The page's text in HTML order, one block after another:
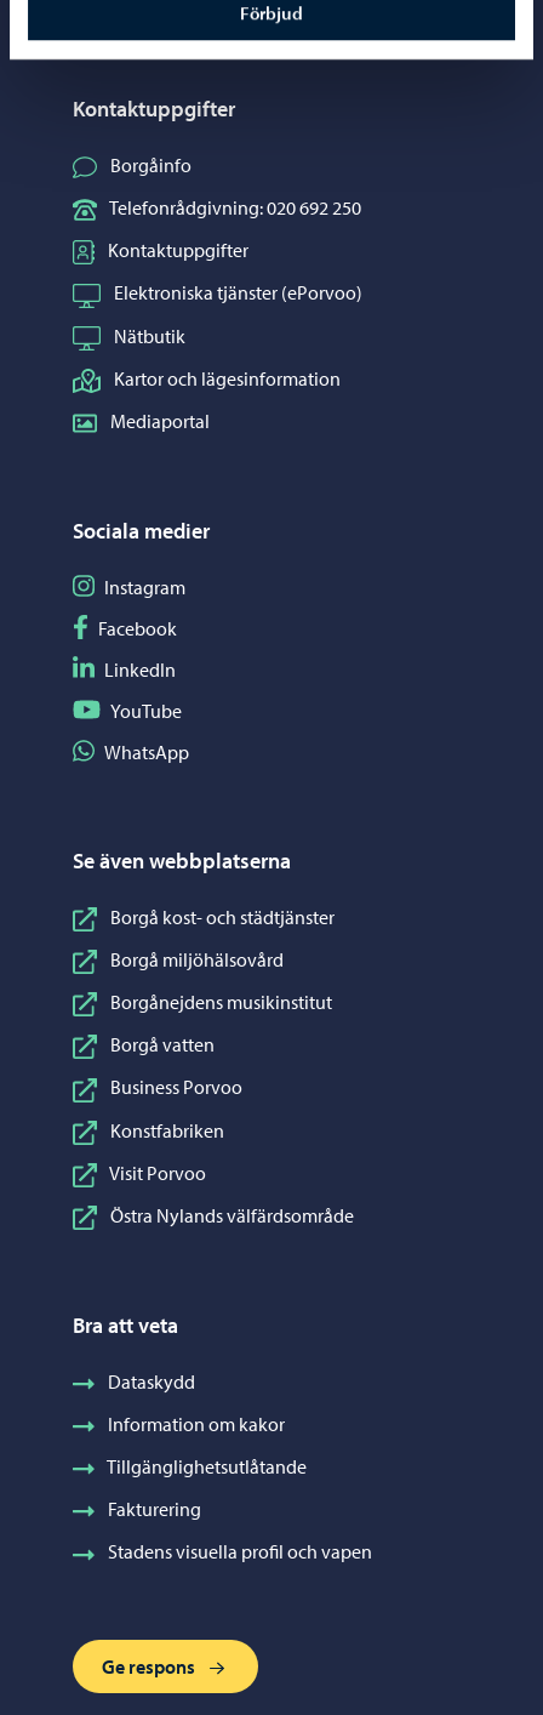
Förbjud
Kontaktuppgifter
Borgåinfo
Telefonrådgivning: 020 692 250
Kontaktuppgifter
Elektroniska tjänster (ePorvoo)
Nätbutik
Kartor och lägesinformation
Mediaportal
Sociala medier
Följ på Instagram
Instagram
Följ på Facebook
Facebook
Följ på LinkedIn
LinkedIn
Följ på YouTube
YouTube
Dela på WhatsApp
WhatsApp
Se även webbplatserna
Borgå kost- och städtjänster
Borgå miljöhälsovård
Borgånejdens musikinstitut
Borgå vatten
Business Porvoo
Konstfabriken
Visit Porvoo
Östra Nylands välfärdsområde
Bra att veta
Dataskydd
Information om kakor
Tillgänglighetsutlåtande
Fakturering
Stadens visuella profil och vapen
Ge respons